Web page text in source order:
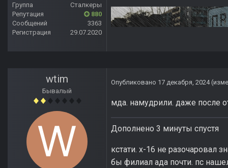
Группа
Сталкеры
Репутация
880
Сообщений
3363
Регистрация
29.07.2020
wtim
Бывалый
Опубликовано 17 декабря, 2024
мда. намудрили. даже после
Дополнено 3 минуты спустя
кстати. х-16 не разочаровал
бы филиал ада почти. пс